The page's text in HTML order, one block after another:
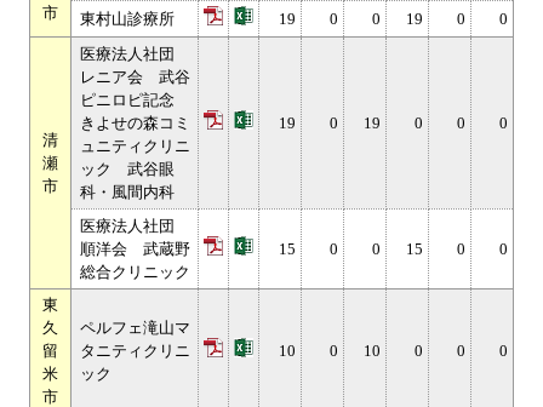
市
東村山診療所 19 0 0 19 0 0
清
瀬
市
医療法人社団
レニア会 武谷
ピニロピ記念
きよせの森コミ
ュニティクリニ
ック 武谷眼
科・風間内科
19 0 19 0 0 0
医療法人社団
順洋会 武蔵野
総合クリニック
15 0 0 15 0 0
東
久
留
米
市
ペルフェ滝山マ
タニティクリニ
ック
10 0 10 0 0 0